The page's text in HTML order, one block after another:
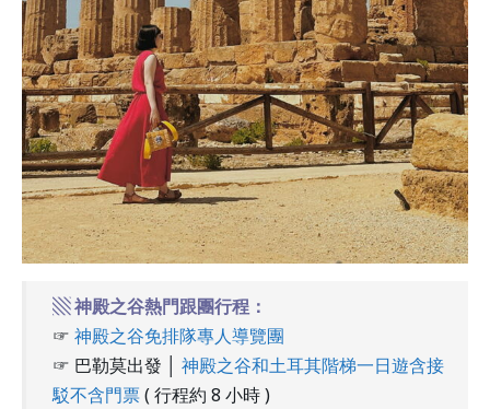
▧ 神殿之谷熱門跟團行程：
☞ 神殿之谷免排隊專人導覽團
☞ 巴勒莫出發 │ 神殿之谷和土耳其階梯一日遊含接
駁不含門票( 行程約 8 小時 )